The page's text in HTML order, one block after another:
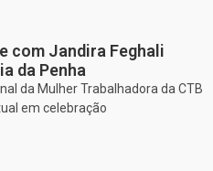
com Jandira Feghali
da Penha
da Mulher Trabalhadora da CTB
em celebração